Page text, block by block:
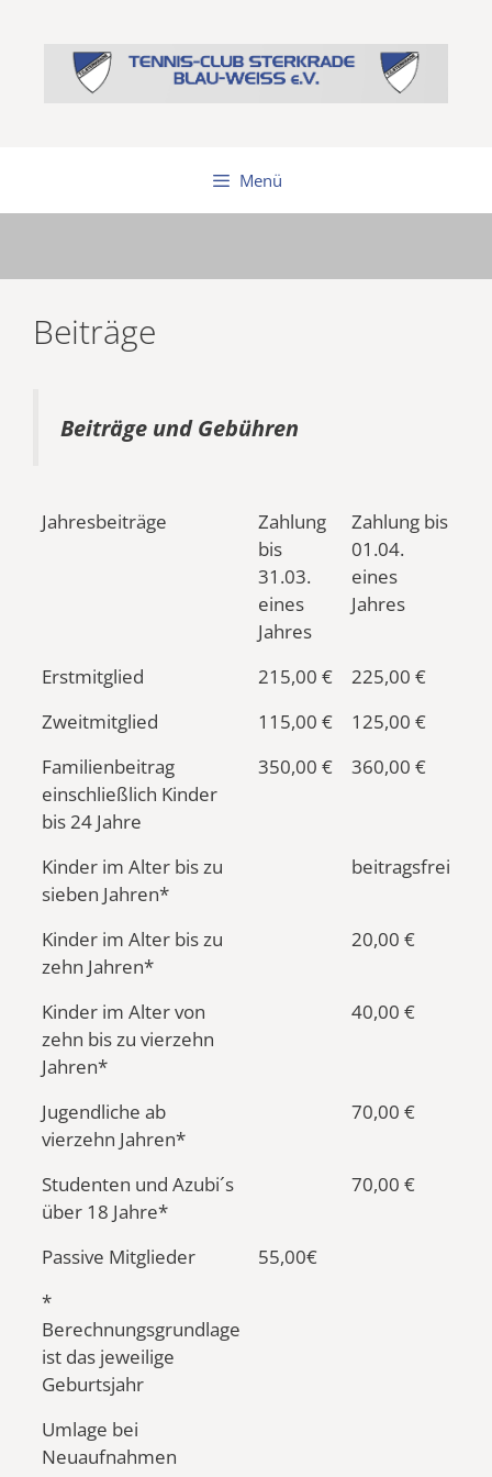
springen
Menü
Beiträge
Beiträge und Gebühren
Jahresbeiträge
Zahlung
bis
31.03.
eines
Jahres
Zahlung bis
01.04.
eines
Jahres
Erstmitglied 215,00 €
225,00 €
Zweitmitglied
115,00 €
125,00 €
Familienbeitrag
einschließlich Kinder
bis 24 Jahre
350,00 € 360,00 €
Kinder im Alter bis zu
sieben Jahren*
beitragsfrei
Kinder im Alter bis zu
zehn Jahren*
20,00 €
Kinder im Alter von
zehn bis zu vierzehn
Jahren*
40,00 €
Jugendliche ab
vierzehn Jahren*
70,00 €
Studenten und Azubi´s
über 18 Jahre*
70,00 €
Passive Mitglieder
55,00€
*
Berechnungsgrundlage
ist das jeweilige
Geburtsjahr
Umlage bei
Neuaufnahmen